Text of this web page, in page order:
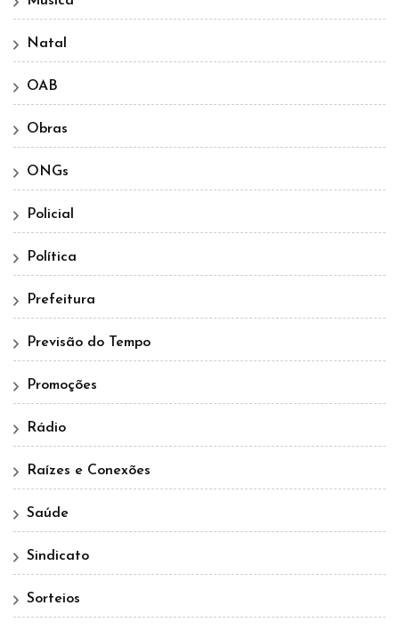
Natal
OAB
Obras
ONGs
Policial
Política
Prefeitura
Previsão do Tempo
Promoções
Rádio
Raízes e Conexões
Saúde
Sindicato
Sorteios